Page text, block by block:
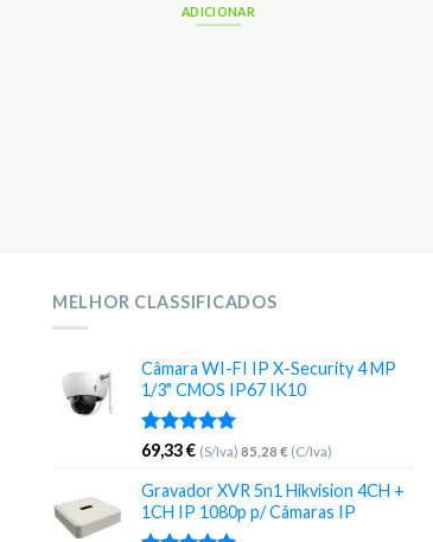
ADICIONAR
MELHOR CLASSIFICADOS
Câmara WI-FI IP X-Security 4 MP
1/3" CMOS IP67 IK10
Avaliação
69,33€ (S/Iva) 85,28 € (C/Iva)
Gravador XVR 5n1 Hikvision 4CH +
1CH IP 1080p p/ Câmaras IP